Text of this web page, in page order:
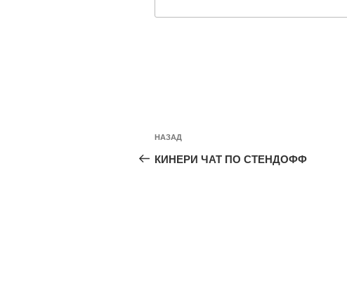
Навигация
по
Предыдущая
запись:
НАЗАД
КИНЕРИ ЧАТ ПО СТЕНДОФФ